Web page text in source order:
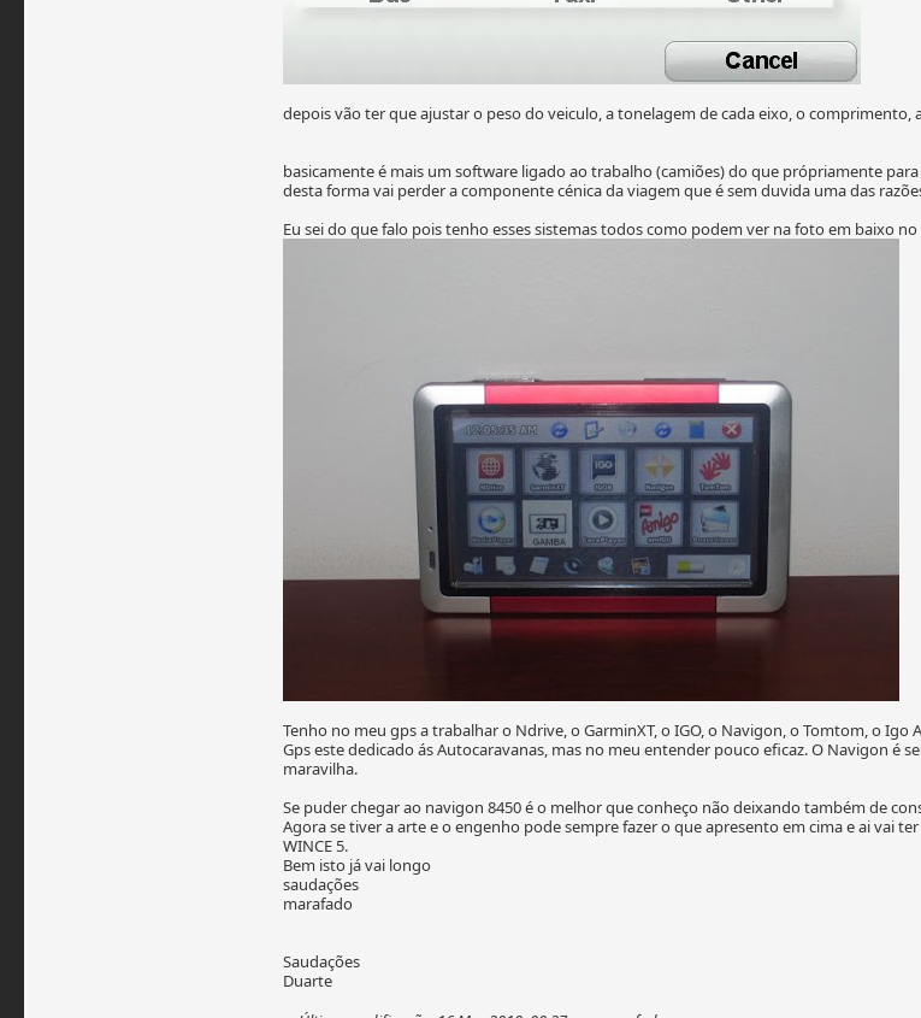
depois vão ter que ajustar o peso do veiculo, a tonelagem de cada eixo, o
basicamente é mais um software ligado ao trabalho (camiões) do que própriamente
desta forma vai perder a componente cénica da viagem que é sem duvida uma das
Eu sei do que falo pois tenho esses sistemas todos como podem ver na foto em baixo
Tenho no meu gps a trabalhar o Ndrive, o GarminXT, o IGO, o Navigon, o Tomtom, o
Gps este dedicado ás Autocaravanas, mas no meu entender pouco eficaz. O Navigon
maravilha.
Se puder chegar ao navigon 8450 é o melhor que conheço não deixando também de
Agora se tiver a arte e o engenho pode sempre fazer o que apresento em cima e ai vai
WINCE 5.
Bem isto já vai longo
saudações
marafado
Saudações
Duarte